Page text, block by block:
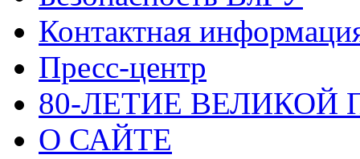
Контактная
Пресс-центр
80-ЛЕТИЕ ВЕЛИКОЙ
О САЙТЕ